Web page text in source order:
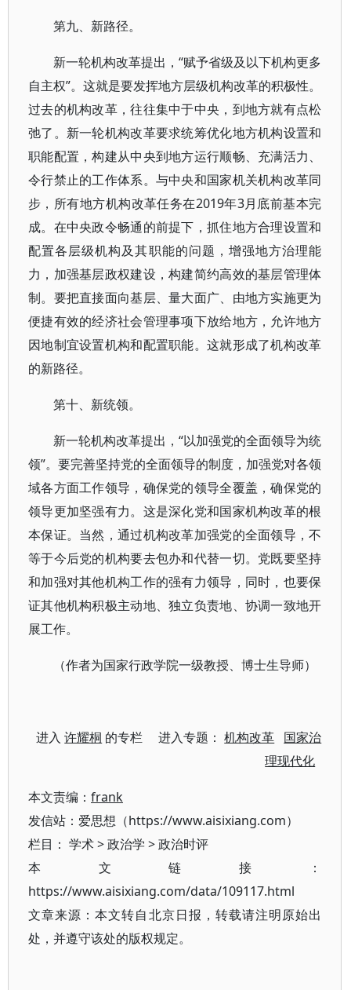
第九、新路径。
新一轮机构改革提出，“赋予省级及以下机构更多
自主权”。这就是要发挥地方层级机构改革的积极性。
过去的机构改革，往往集中于中央，到地方就有点松
弛了。新一轮机构改革要求统筹优化地方机构设置和
职能配置，构建从中央到地方运行顺畅、充满活力、
令行禁止的工作体系。与中央和国家机关机构改革同
步，所有地方机构改革任务在2019年3月底前基本完
成。在中央政令畅通的前提下，抓住地方合理设置和
配置各层级机构及其职能的问题，增强地方治理能
力，加强基层政权建设，构建简约高效的基层管理体
制。要把直接面向基层、量大面广、由地方实施更为
便捷有效的经济社会管理事项下放给地方，允许地方
因地制宜设置机构和配置职能。这就形成了机构改革
的新路径。
第十、新统领。
新一轮机构改革提出，“以加强党的全面领导为统
领”。要完善坚持党的全面领导的制度，加强党对各领
域各方面工作领导，确保党的领导全覆盖，确保党的
领导更加坚强有力。这是深化党和国家机构改革的根
本保证。当然，通过机构改革加强党的全面领导，不
等于今后党的机构要去包办和代替一切。党既要坚持
和加强对其他机构工作的强有力领导，同时，也要保
证其他机构积极主动地、独立负责地、协调一致地开
展工作。
（作者为国家行政学院一级教授、博士生导师）
进入许耀桐 的专栏 进入专题：机构改革 国家治
理现代化
本文责编： frank
发信站：爱思想（https://www.aisixiang.com）
栏目： 学术>政治学 >政治时评
本文链接：
https://www.aisixiang.com/data/109117.html
文章来源：本文转自北京日报，转载请注明原始出
处，并遵守该处的版权规定。